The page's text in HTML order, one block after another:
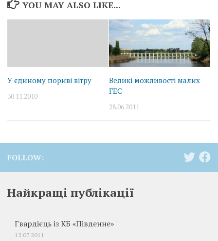
YOU MAY ALSO LIKE...
У єдиному пориві вітру
30.11.2010
Великі можливості малих
ГЕС
28.06.2011
FOLLOW:
Найкращі публікації
Гвардієць із КБ «Південне»
12.07.2011